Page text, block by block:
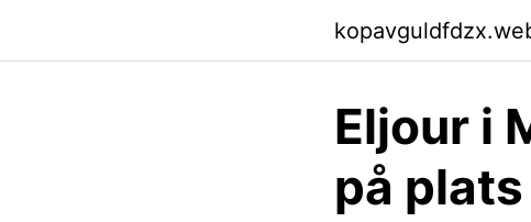
Eljour i
på